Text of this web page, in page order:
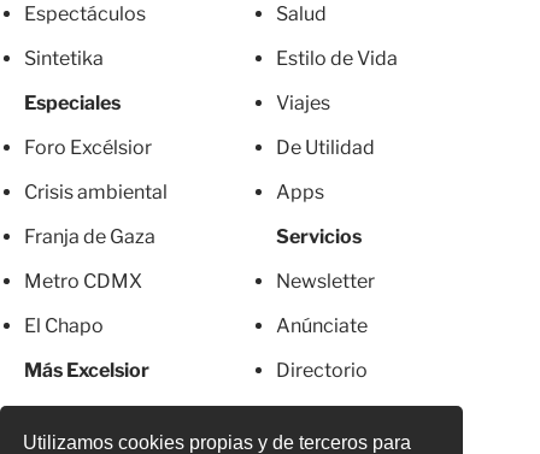
Utilizamos cookies propias y de terceros para
Espectáculos
Sintetika
Especiales
Foro Excélsior
Crisis ambiental
Franja de Gaza
Metro CDMX
El Chapo
Más Excelsior
Salud
Estilo de Vida
Viajes
De Utilidad
Apps
Servicios
Newsletter
Anúnciate
Directorio